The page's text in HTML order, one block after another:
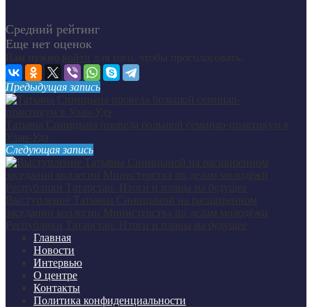
Средний рейтинг
Еще нет оценок
Предыдущая запись
Следующая запись
Главная
Новости
Интервью
О центре
Контакты
Политика конфиденциальности